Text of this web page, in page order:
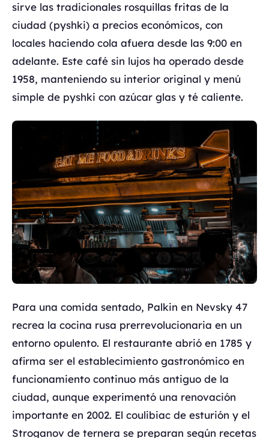
sirve las tradicionales rosquillas fritas de la
ciudad (pyshki) a precios económicos, con
locales haciendo cola afuera desde las 9:00 en
adelante. Este café sin lujos ha operado desde
1958, manteniendo su interior original y menú
simple de pyshki con azúcar glas y té caliente.
Para una comida sentado, Palkin en Nevsky 47
recrea la cocina rusa prerrevolucionaria en un
entorno opulento. El restaurante abrió en 1785 y
afirma ser el establecimiento gastronómico en
funcionamiento continuo más antiguo de la
ciudad, aunque experimentó una renovación
importante en 2002. El coulibiac de esturión y el
Stroganov de ternera se preparan según recetas